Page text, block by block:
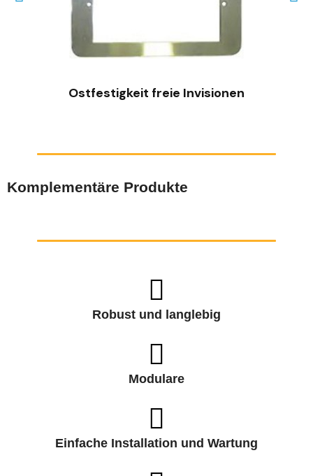
SCHNELLANSICHT
Ostfestigkeit freie Invisionen
Komplementäre Produkte
Robust und langlebig
Modulare
Einfache Installation und Wartung